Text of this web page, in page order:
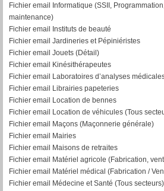
Fichier email Informatique (SSII,
maintenance)
Fichier email Instituts de beauté
Fichier email Jardineries et Pépiniéristes
Fichier email Jouets (Détail)
Fichier email Kinésithérapeutes
Fichier email Laboratoires d’analyses
Fichier email Librairies papeteries
Fichier email Location de bennes
Fichier email Location de véhicules (Tous
Fichier email Maçons (Maçonnerie générale)
Fichier email Mairies
Fichier email Maisons de retraites
Fichier email Matériel agricole (Fabrication,
Fichier email Matériel médical (Fabrication /
Fichier email Médecine et Santé (Tous secteurs)